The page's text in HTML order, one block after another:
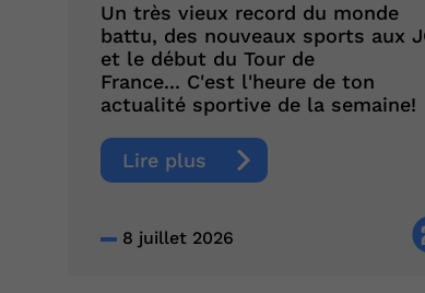
Un très vieux record du monde
battu, des nouveaux sports aux
et le début du Tour de
France... C'est l'heure de ton
actualité sportive de la semaine!
Lire plus
8 juillet 2026